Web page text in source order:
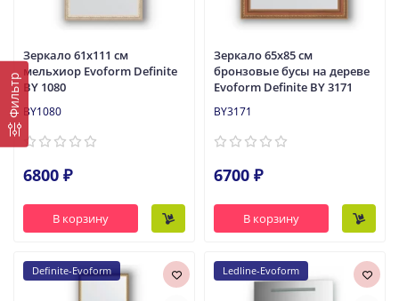
Фильтр
Зеркало 61x111 см
мельхиор Evoform Definite
BY 1080
BY1080
6800 ₽
В корзину
Зеркало 65x85 см
бронзовые бусы на дереве
Evoform Definite BY 3171
BY3171
6700 ₽
В корзину
Definite-Evoform Ledline-Evoform